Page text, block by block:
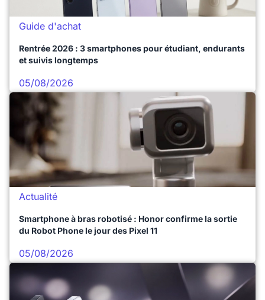
Guide d'achat
Rentrée 2026 : 3 smartphones pour étudiant, endurants
et suivis longtemps
05/08/2026
Actualité
Smartphone à bras robotisé : Honor confirme la sortie
du Robot Phone le jour des Pixel 11
05/08/2026